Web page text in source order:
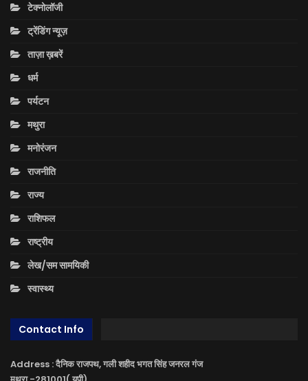
टेक्नोलॉजी
ट्रेंडिंग न्यूज़
ताज़ा ख़बरें
धर्म
पर्यटन
मथुरा
मनोरंजन
राजनीति
राज्य
राशिफल
राष्ट्रीय
लेख/सम सामयिकी
स्वास्थ्य
Contact Info
Address : दैनिक राजपथ, गली शहीद भगत सिंह जनरल गंज